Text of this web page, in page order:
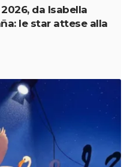
da Isabella
le star attese alla